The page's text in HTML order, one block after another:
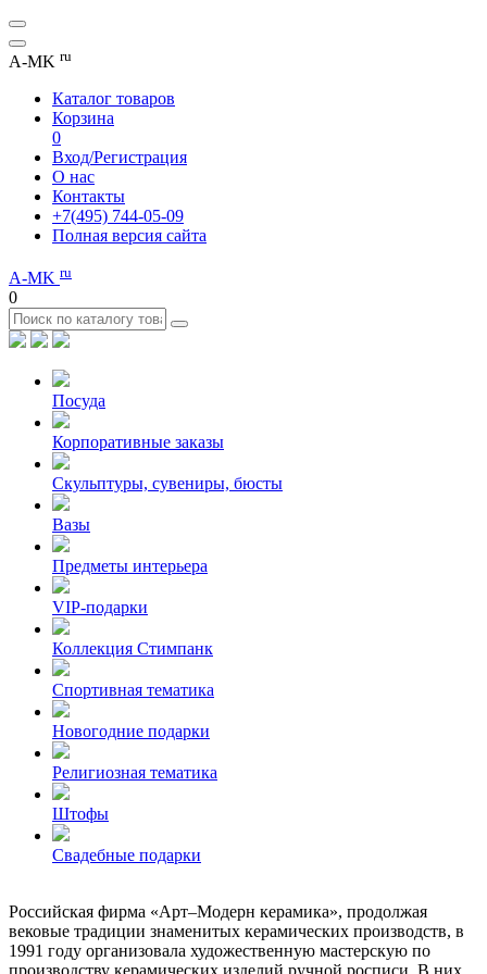
A-MK ru
Каталог товаров
Корзина
0
Вход/Регистрация
О нас
Контакты
+7(495) 744-05-09
Полная версия сайта
A-MK ru
0
Посуда
Корпоративные заказы
Скульптуры, сувениры, бюсты
Вазы
Предметы интерьера
VIP-подарки
Коллекция Стимпанк
Спортивная тематика
Новогодние подарки
Религиозная тематика
Штофы
Свадебные подарки
Российская фирма «Арт–Модерн керамика», продолжая
вековые традиции знаменитых керамических производств, в
1991 году организовала художественную мастерскую по
производству керамических изделий ручной росписи. В них